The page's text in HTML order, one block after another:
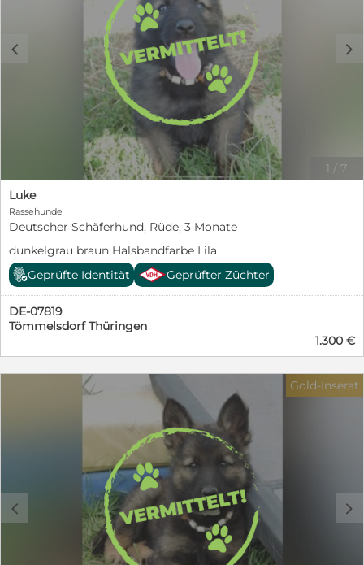
1 / 7
c d
Luke
Rassehunde
Deutscher Schäferhund, Rüde, 3 Monate
dunkelgrau braun Halsbandfarbe Lila
Geprüfte Identität
Geprüfter Züchter
DE-07819
Tömmelsdorf Thüringen
1.300 €
c d
Gold-Inserat